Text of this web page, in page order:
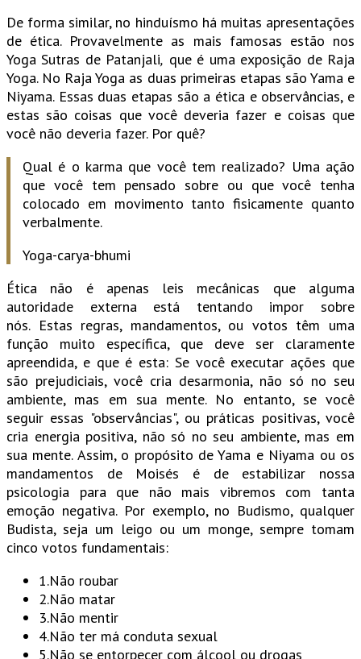
De forma similar, no hinduísmo há muitas apresentações
de ética. Provavelmente as mais famosas estão nos
Yoga Sutras de Patanjali, que é uma exposição de Raja
Yoga. No Raja Yoga as duas primeiras etapas são Yama e
Niyama. Essas duas etapas são a ética e observâncias, e
estas são coisas que você deveria fazer e coisas que
você não deveria fazer. Por quê?
Qual é o karma que você tem realizado? Uma ação
que você tem pensado sobre ou que você tenha
colocado em movimento tanto fisicamente quanto
verbalmente.
Yoga-carya-bhumi
Ética não é apenas leis mecânicas que alguma
autoridade externa está tentando impor sobre
nós. Estas regras, mandamentos, ou votos têm uma
função muito específica, que deve ser claramente
apreendida, e que é esta: Se você executar ações que
são prejudiciais, você cria desarmonia, não só no seu
ambiente, mas em sua mente. No entanto, se você
seguir essas "observâncias", ou práticas positivas, você
cria energia positiva, não só no seu ambiente, mas em
sua mente. Assim, o propósito de Yama e Niyama ou os
mandamentos de Moisés é de estabilizar nossa
psicologia para que não mais vibremos com tanta
emoção negativa. Por exemplo, no Budismo, qualquer
Budista, seja um leigo ou um monge, sempre tomam
cinco votos fundamentais:
1.Não roubar
2.Não matar
3.Não mentir
4.Não ter má conduta sexual
5.Não se entorpecer com álcool ou drogas